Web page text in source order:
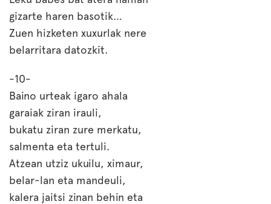
gizarte haren basotik…
Zuen hizketen xuxurlak nere
belarritara datozkit.
-10-
Baino urteak igaro ahala
garaiak ziran irauli,
bukatu ziran zure merkatu,
salmenta eta tertuli.
Atzean utziz ukuilu, ximaur,
belar-lan eta mandeuli,
kalera jaitsi zinan behin eta